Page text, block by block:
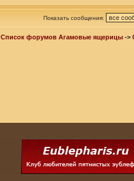
Показать сообщения:
Список форумов Агамовые ящерицы ->